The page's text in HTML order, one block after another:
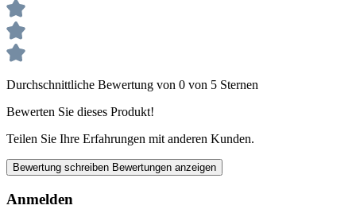
Durchschnittliche Bewertung von 0 von 5 Sternen
Bewerten Sie dieses Produkt!
Teilen Sie Ihre Erfahrungen mit anderen Kunden.
Bewertung schreiben Bewertungen anzeigen
Anmelden